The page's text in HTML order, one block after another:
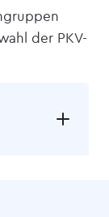
der PKV-